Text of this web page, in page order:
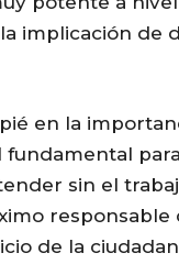
implicación de
en la
fundamental
sin el
responsable
de la